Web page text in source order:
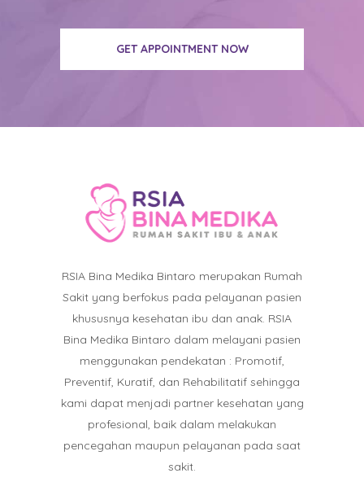
GET APPOINTMENT NOW
RSIA Bina Medika Bintaro merupakan Rumah
Sakit yang berfokus pada pelayanan pasien
khususnya kesehatan ibu dan anak. RSIA
Bina Medika Bintaro dalam melayani pasien
menggunakan pendekatan : Promotif,
Preventif, Kuratif, dan Rehabilitatif sehingga
kami dapat menjadi partner kesehatan yang
profesional, baik dalam melakukan
pencegahan maupun pelayanan pada saat
sakit.